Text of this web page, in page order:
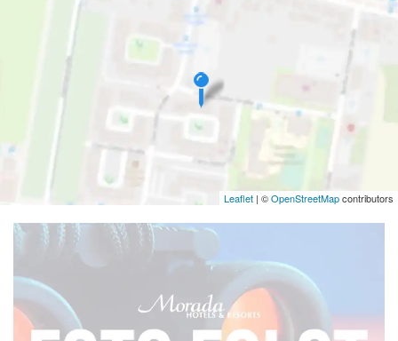
Leaflet | ©OpenStreetMapcontributors